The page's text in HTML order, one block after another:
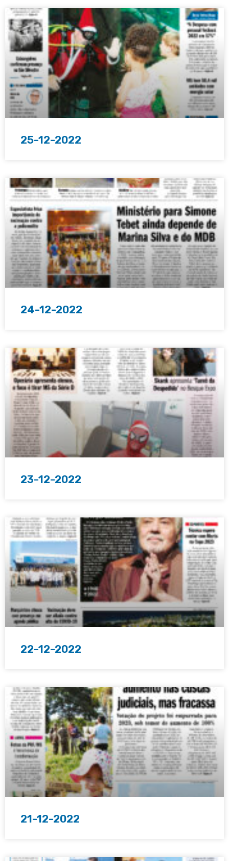
25-12-2022
24-12-2022
23-12-2022
22-12-2022
21-12-2022